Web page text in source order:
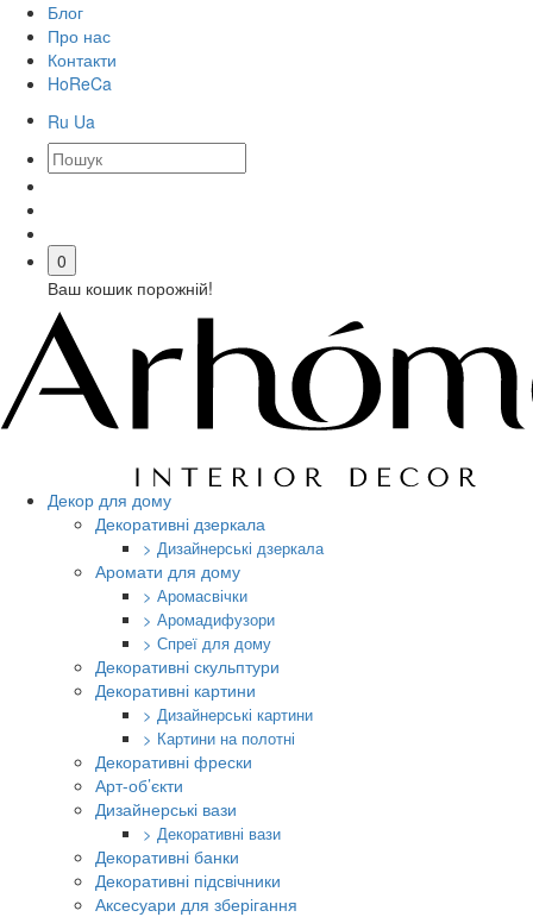
Блог
Про нас
Контакти
HoReCa
Ru Ua
0
Ваш кошик порожній!
Декор для дому
Декоративні дзеркала
> Дизайнерські дзеркала
Аромати для дому
> Аромасвічки
> Аромадифузори
> Спреї для дому
Декоративні скульптури
Декоративні картини
> Дизайнерські картини
> Картини на полотні
Декоративні фрески
Арт-об’єкти
Дизайнерські вази
> Декоративні вази
Декоративні банки
Декоративні підсвічники
Аксесуари для зберігання